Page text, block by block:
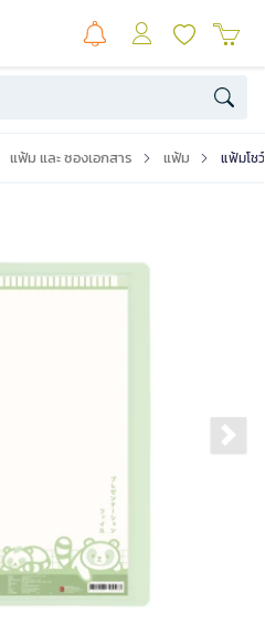
แฟ้ม และ ซองเอกสาร แฟ้ม แฟ้มโช